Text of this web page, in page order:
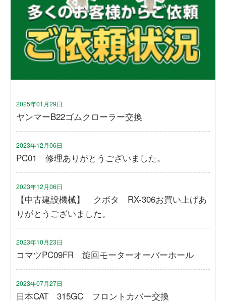
2025年01月29日
ヤンマーB22ゴムクローラー交換
2023年12月06日
PC01 修理ありがとうございました。
2023年12月06日
【中古建設機械】 クボタ RX-306お買い上げあ
りがとうございました。
2023年10月23日
コマツPC09FR 旋回モーターオーバーホール
2023年07月27日
日本CAT 315GC フロントカバー交換